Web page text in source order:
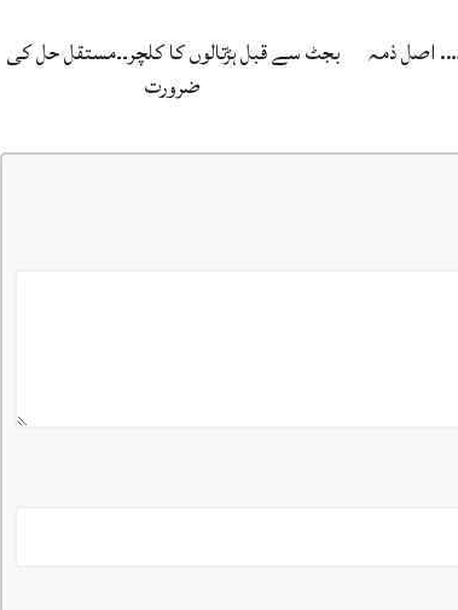
اصل ذمہ
بجٹ سے قبل ہڑتالوں کا کلچر۔۔مستقل حل کی
ضرورت